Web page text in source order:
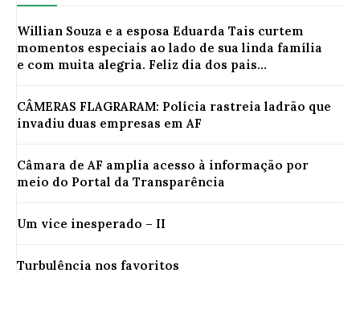
Willian Souza e a esposa Eduarda Tais curtem
momentos especiais ao lado de sua linda família
e com muita alegria. Feliz dia dos pais...
CÂMERAS FLAGRARAM: Polícia rastreia ladrão que
invadiu duas empresas em AF
Câmara de AF amplia acesso à informação por
meio do Portal da Transparência
Um vice inesperado – II
Turbulência nos favoritos